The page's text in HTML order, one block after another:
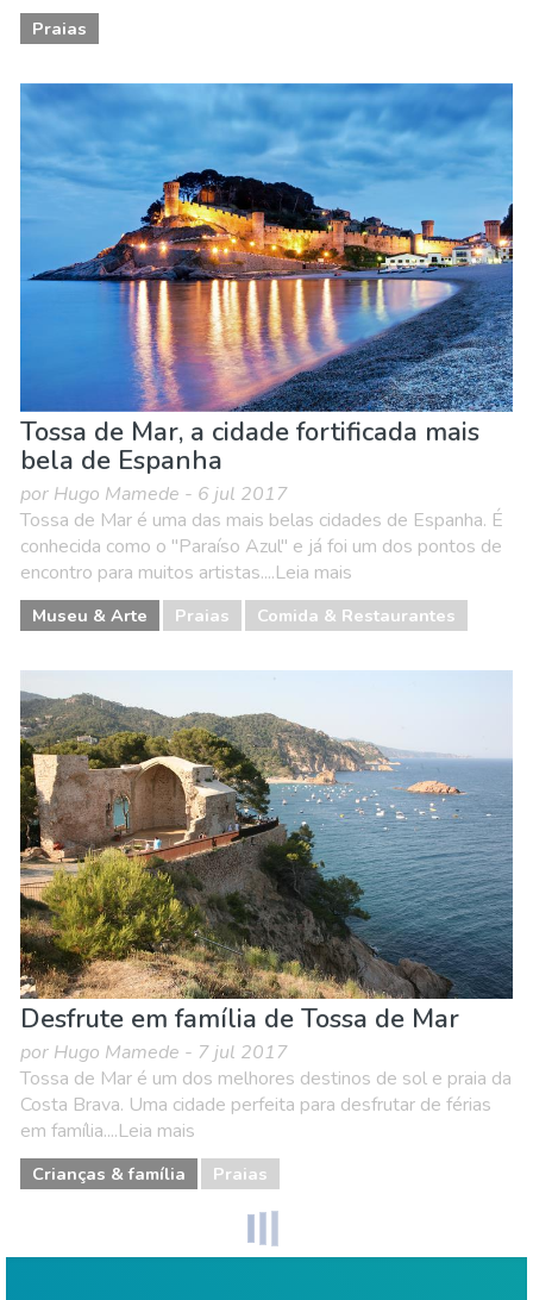
Praias
Tossa de Mar, a cidade fortificada mais
bela de Espanha
por Hugo Mamede - 6 jul 2017
Tossa de Mar é uma das mais belas cidades de Espanha. É
conhecida como o "Paraíso Azul" e já foi um dos pontos de
encontro para muitos artistas....Leia mais
Museu & Arte Praias Comida & Restaurantes
Desfrute em família de Tossa de Mar
por Hugo Mamede - 7 jul 2017
Tossa de Mar é um dos melhores destinos de sol e praia da
Costa Brava. Uma cidade perfeita para desfrutar de férias
em família....Leia mais
Crianças & família Praias